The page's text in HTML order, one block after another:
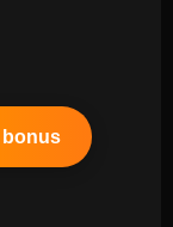
bonus